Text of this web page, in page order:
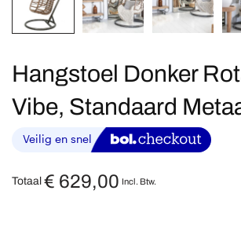
Hangstoel Donker
Vibe, Standaard
Totaal € 629,00 Incl. Btw.